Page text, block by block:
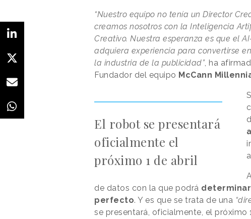
“Nuestro equipo no tenía un Director
creamos nosotros con la Inteligencia
Creativo. Nuestra esperanza es que el
adquiera experiencia para convertirse
la industria de la publicidad”, ha
Fundador del equipo McCann
El robot se presentará
oficialmente el
próximo 1 de abril
de datos con la que podrá
perfecto. Y es que se trata de una
se presentará, oficialmente, el próximo